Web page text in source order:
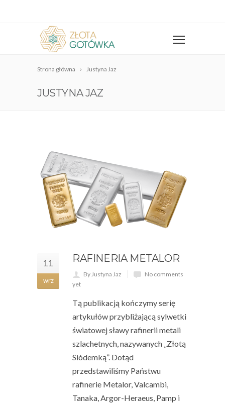
Strona główna Justyna Jaz
JUSTYNA JAZ
11
wrz
RAFINERIA METALOR
By Justyna Jaz
No comments
yet
Tą publikacją kończymy serię
artykułów przybliżającą sylwetki
światowej sławy rafinerii metali
szlachetnych, nazywanych „Złotą
Siódemką”. Dotąd
przedstawiliśmy Państwu
rafinerie Metalor, Valcambi,
Tanaka, Argor-Heraeus, Pamp i